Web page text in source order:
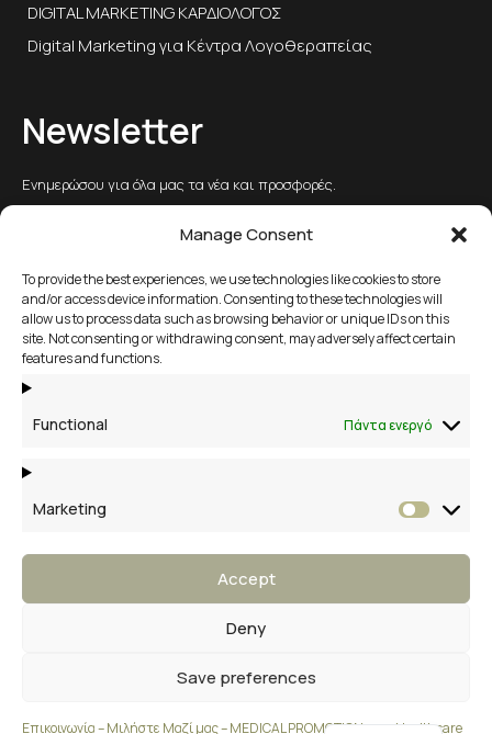
Manage Consent
To provide the best experiences, we use technologies like cookies to store
and/or access device information. Consenting to these technologies will
allow us to process data such as browsing behavior or unique IDs on this
site. Not consenting or withdrawing consent, may adversely affect certain
features and functions.
Functional Πάντα ενεργό
Marketing
Accept
Deny
Save preferences
Επικοινωνία – Μιλήστε Μαζί μας – MEDICAL PROMOTION your Healthcare
DIGITAL MARKETING ΚΑΡΔΙΟΛΟΓΟΣ
Digital Marketing για Κέντρα Λογοθεραπείας
Newsletter
Ενημερώσου για όλα μας τα νέα και προσφορές.
αποστολή
2109658356